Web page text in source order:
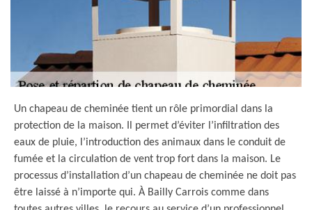
Un chapeau de cheminée tient un rôle primordial dans la
protection de la maison. Il permet d’éviter l’infiltration des
eaux de pluie, l’introduction des animaux dans le conduit de
fumée et la circulation de vent trop fort dans la maison. Le
processus d’installation d’un chapeau de cheminée ne doit pas
être laissé à n’importe qui. À Bailly Carrois comme dans